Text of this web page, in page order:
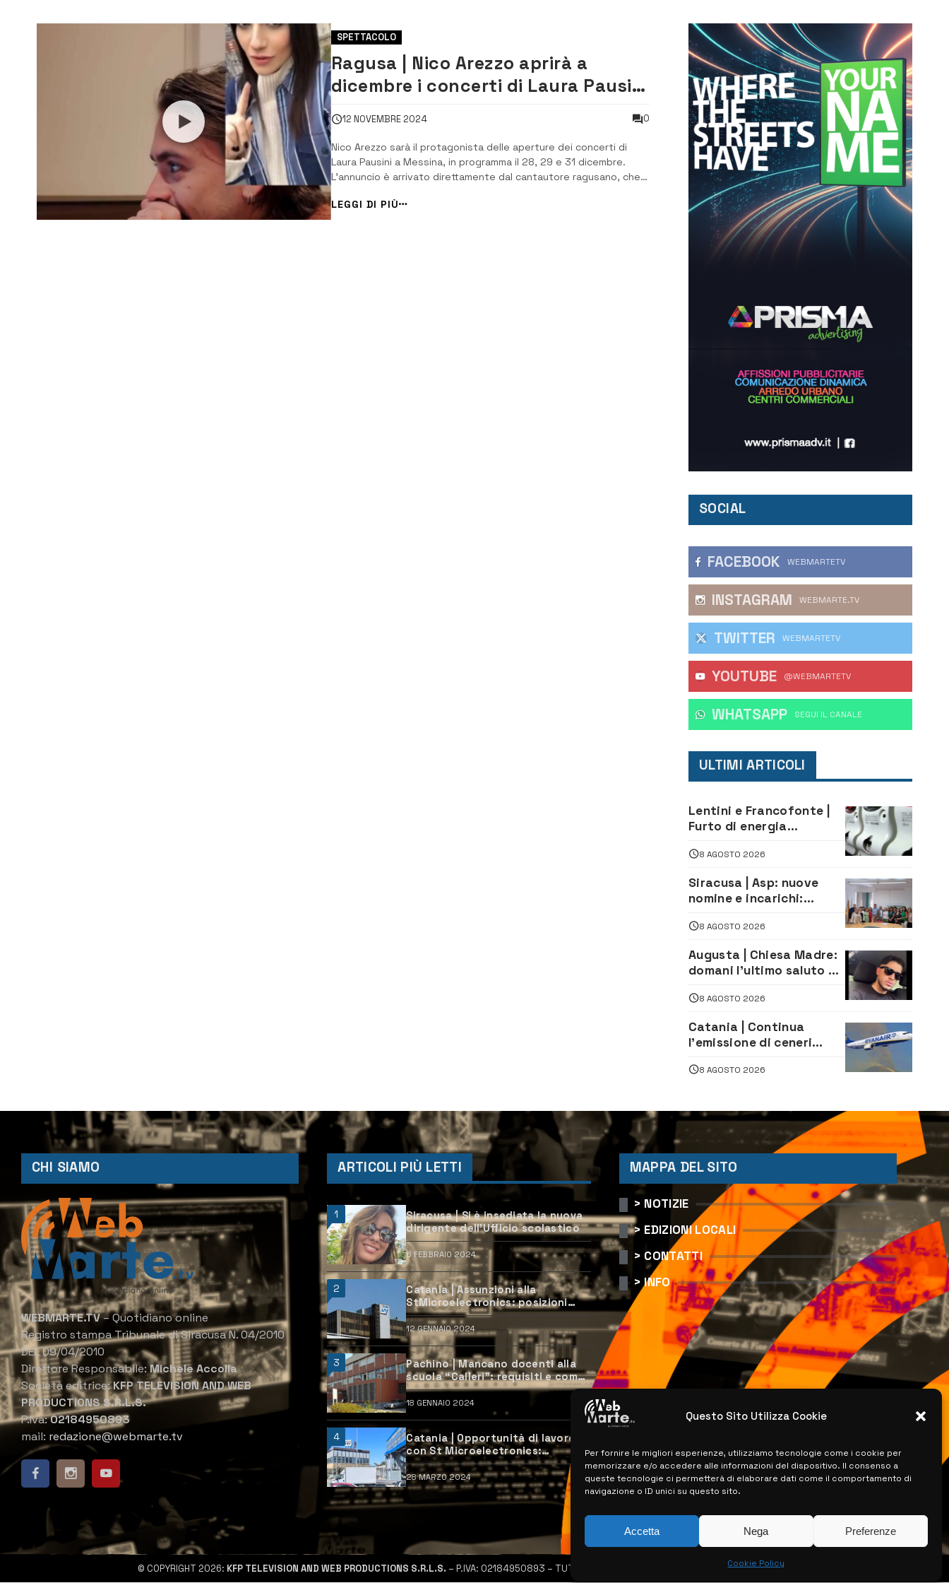
Questo Sito Utilizza Cookie
Per fornire le migliori esperienze, utilizziamo tecnologie come i cookie per
memorizzare e/o accedere alle informazioni del dispositivo. Il consenso a
queste tecnologie ci permetterà di elaborare dati come il comportamento di
navigazione o ID unici su questo sito.
Accetta Nega Preferenze
Cookie Policy
SPETTACOLO
Ragusa | Nico Arezzo aprirà a
dicembre i concerti di Laura Pausini
a Messina [VIDEO]
12 NOVEMBRE 2024 0
Nico Arezzo sarà il protagonista delle aperture dei concerti di
Laura Pausini a Messina, in programma il 28, 29 e 31 dicembre.
L’annuncio è arrivato direttamente dal cantautore ragusano, che
ha condiviso sui suoi canali social un emozionante video in cui
guarda il messaggio inviato dalla stessa Pausini. In questo
videomessaggio, la canta...
LEGGI DI PIÙ
SOCIAL
FACEBOOK WEBMARTETV
INSTAGRAM WEBMARTE.TV
TWITTER WEBMARTETV
YOUTUBE @WEBMARTETV
WHATSAPP ‎SEGUI IL CANALE
ULTIMI ARTICOLI
Lentini e Francofonte |
Furto di energia
persone
8 AGOSTO 2026
Siracusa | Asp: nuove
nomine e incarichi:
di Sanità pubblica,
Matteliano al Servizio
Legale
8 AGOSTO 2026
Augusta | Chiesa Madre:
domani l’ultimo saluto ad
morto in un incidente
8 AGOSTO 2026
Catania | Continua
l’emissione di ceneri
attività all’aeroporto di
8 AGOSTO 2026
CHI SIAMO
WEBMARTE.TV– Quotidiano online
Registro stampa Tribunale di Siracusa N. 04/2010
DEL 09/04/2010
Direttore Responsabile:Michele Accolla
Società editrice:KFP TELEVISION AND WEB
PRODUCTIONS S.R.L.S.
P.Iva:02184950893
mail: redazione@webmarte.tv
ARTICOLI PIÙ LETTI
1
Siracusa | Si è insediata la nuova
dirigente dell’Ufficio scolastico
6 FEBBRAIO 2024
2
Catania | Assunzioni alla
StMicroelectronics: posizioni
aperte e come candidarsi
12 GENNAIO 2024
3
Pachino | Mancano docenti alla
scuola “Calleri”: requisiti e come
candidarsi
18 GENNAIO 2024
4
Catania | Opportunità di lavoro
con St Microelectronics:
centinaia di assunzioni previste
28 MARZO 2024
MAPPA DEL SITO
> NOTIZIE
> EDIZIONI LOCALI
> CONTATTI
> INFO
© COPYRIGHT 2026: KFP TELEVISION AND WEB PRODUCTIONS S.R.L.S. – P.IVA: 02184950893 – TUTTI I DIRITTI RISERVATI – CREATO DA LUIGI PITARI